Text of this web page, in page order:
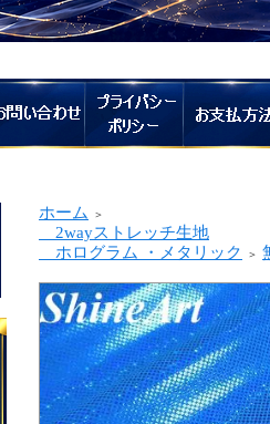
ホーム ＞
2wayストレッチ生地
ホログラム ・メタリック
＞